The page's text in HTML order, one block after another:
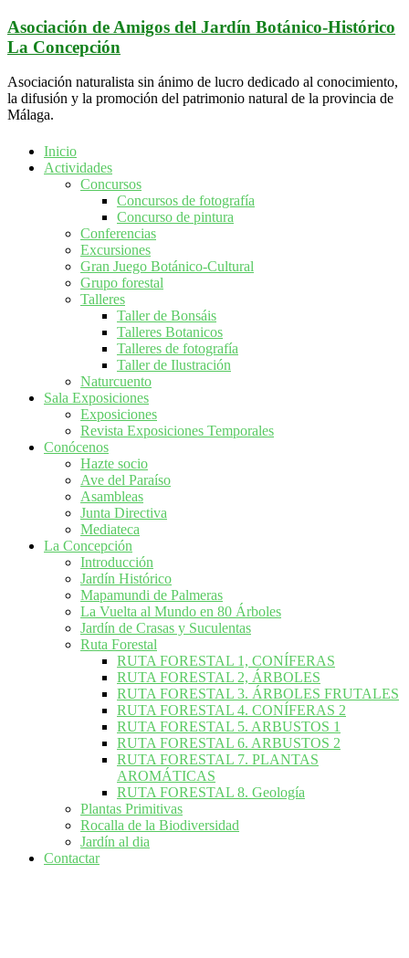
Saltar
al
contenido
Asociación de Amigos del Jardín Botánico-Histórico
La Concepción
Asociación naturalista sin ánimo de lucro dedicado al conocimiento,
la difusión y la promoción del patrimonio natural de la provincia de
Málaga.
Inicio
Actividades
Concursos
Concursos de fotografía
Concurso de pintura
Conferencias
Excursiones
Gran Juego Botánico-Cultural
Grupo forestal
Talleres
Taller de Bonsáis
Talleres Botanicos
Talleres de fotografía
Taller de Ilustración
Naturcuento
Sala Exposiciones
Exposiciones
Revista Exposiciones Temporales
Conócenos
Hazte socio
Ave del Paraíso
Asambleas
Junta Directiva
Mediateca
La Concepción
Introducción
Jardín Histórico
Mapamundi de Palmeras
La Vuelta al Mundo en 80 Árboles
Jardín de Crasas y Suculentas
Ruta Forestal
RUTA FORESTAL 1, CONÍFERAS
RUTA FORESTAL 2, ÁRBOLES
RUTA FORESTAL 3. ÁRBOLES FRUTALES
RUTA FORESTAL 4. CONÍFERAS 2
RUTA FORESTAL 5. ARBUSTOS 1
RUTA FORESTAL 6. ARBUSTOS 2
RUTA FORESTAL 7. PLANTAS
AROMÁTICAS
RUTA FORESTAL 8. Geología
Plantas Primitivas
Rocalla de la Biodiversidad
Jardín al dia
Contactar